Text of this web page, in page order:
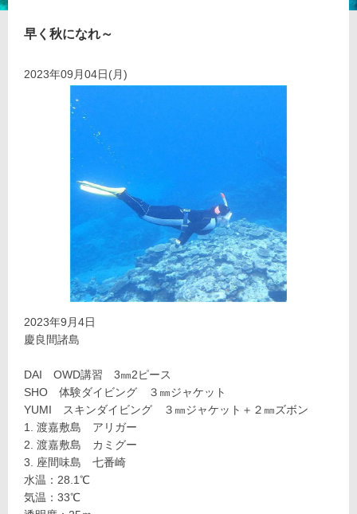
早く秋になれ～
2023年09月04日(月)
2023年9月4日
慶良間諸島
DAI OWD講習 3㎜2ピース
SHO 体験ダイビング ３㎜ジャケット
YUMI スキンダイビング ３㎜ジャケット＋２㎜ズボン
渡嘉敷島 アリガー
渡嘉敷島 カミグー
座間味島 七番崎
水温：28.1℃
気温：33℃